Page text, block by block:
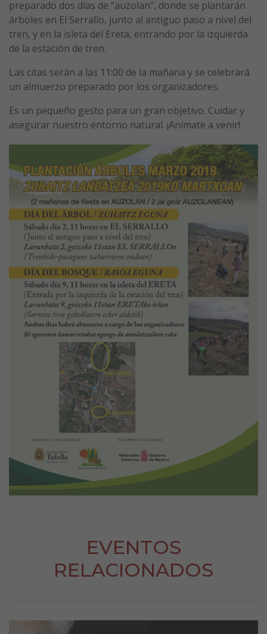
preparado dos días de “auzolan”, donde se plantarán
árboles en El Serrallo, junto al antiguo paso a nivel del
tren, y en la isleta del Ereta, entrando por la izquierda
de la estación de tren.
Las citas serán a las 11:00 de la mañana y se celebrará
un almuerzo preparado por los organizadores.
Es un pequeño gesto para un gran objetivo. Cuidar y
asegurar nuestro entorno natural. ¡Anímate a venir!
EVENTOS
RELACIONADOS